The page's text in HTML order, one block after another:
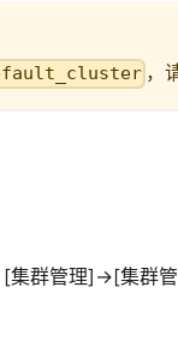
，
[集群管理] ->[集群